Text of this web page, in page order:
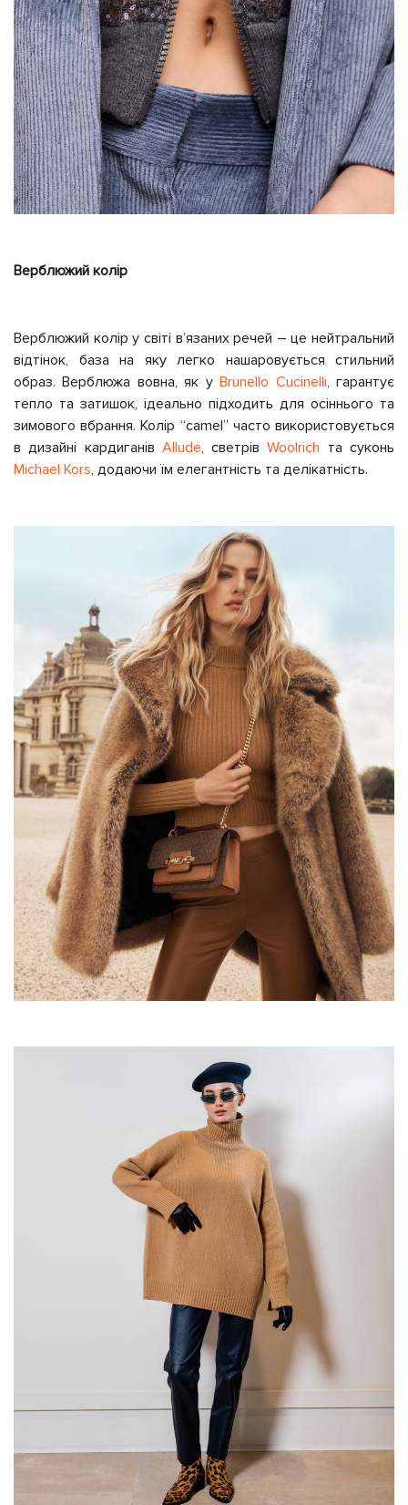
Верблюжий колір
Верблюжий колір у світі вʼязаних речей – це нейтральний
відтінок, база на яку легко нашаровується стильний
образ. Верблюжа вовна, як уBrunello Cucinelli,гарантує
тепло та затишок, ідеально підходить для осіннього та
зимового вбрання. Колір “camel” часто використовується
в дизайні кардиганів Allude, светрівWoolrich та суконь
Michael Kors, додаючи їм елегантність та делікатність.